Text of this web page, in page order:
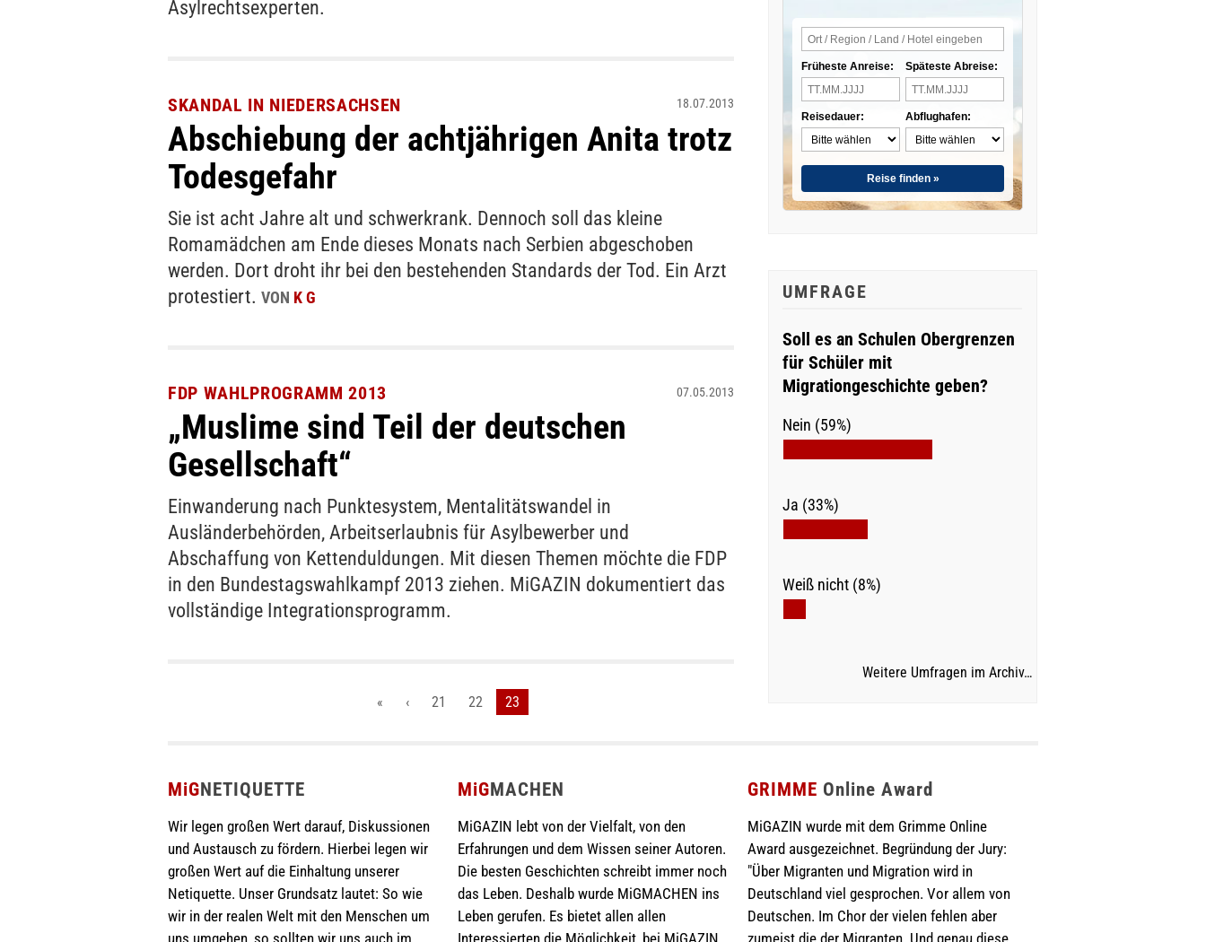
Asylrechtsexperten.
SKANDAL IN NIEDERSACHSEN
Abschiebung der achtjährigen Anita trotz
Todesgefahr
18.07.2013
Sie ist acht Jahre alt und schwerkrank. Dennoch soll das kleine
Romamädchen am Ende dieses Monats nach Serbien abgeschoben
werden. Dort droht ihr bei den bestehenden Standards der Tod. Ein Arzt
protestiert. VON K G
FDP WAHLPROGRAMM 2013
„Muslime sind Teil der deutschen
Gesellschaft“
07.05.2013
Einwanderung nach Punktesystem, Mentalitätswandel in
Ausländerbehörden, Arbeitserlaubnis für Asylbewerber und
Abschaffung von Kettenduldungen. Mit diesen Themen möchte die FDP
in den Bundestagswahlkampf 2013 ziehen. MiGAZIN dokumentiert das
vollständige Integrationsprogramm.
« ‹ 21 22 23
Früheste Anreise:
Reisedauer:
Späteste Abreise:
Abflughafen:
Reise finden »
UMFRAGE
Soll es an Schulen Obergrenzen
für Schüler mit
Migrationgeschichte geben?
Nein (59%)
Ja (33%)
Weiß nicht (8%)
Weitere Umfragen im Archiv…
MiGNETIQUETTE
Wir legen großen Wert darauf, Diskussionen
und Austausch zu fördern. Hierbei legen wir
großen Wert auf die Einhaltung unserer
Netiquette. Unser Grundsatz lautet: So wie
wir in der realen Welt mit den Menschen um
MiGMACHEN
MiGAZIN lebt von der Vielfalt, von den
Erfahrungen und dem Wissen seiner Autoren.
Die besten Geschichten schreibt immer noch
das Leben. Deshalb wurde MiGMACHEN ins
Leben gerufen. Es bietet allen allen
GRIMME Online Award
MiGAZIN wurde mit dem Grimme Online
Award ausgezeichnet. Begründung der Jury:
"Über Migranten und Migration wird in
Deutschland viel gesprochen. Vor allem von
Deutschen. Im Chor der vielen fehlen aber